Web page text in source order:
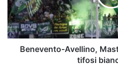
ai
tifosi
biancoverdi"
Benevento-Avellino,
tifosi